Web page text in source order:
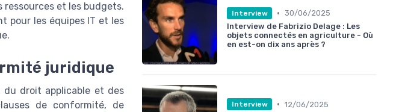
ressources et les budgets.
pour les équipes IT et les
juridique
du droit applicable et des
de conformité, de
Interview • 30/06/2025
Interview de Fabrizio Delage : Les
objets connectés en agriculture - Où
en est-on dix ans après ?
Interview • 12/06/2025